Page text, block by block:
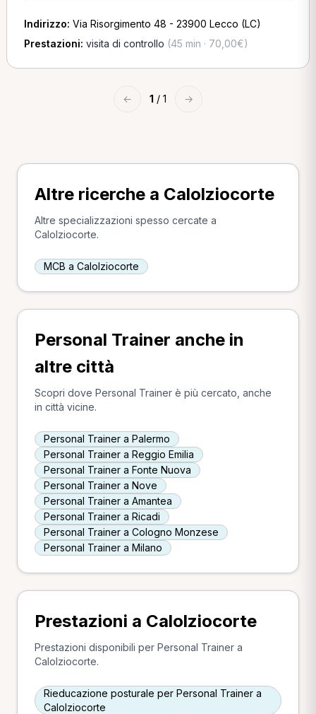
Indirizzo: Via Risorgimento 48 - 23900 Lecco (LC)
Prestazioni: visita di controllo (45 min · 70,00€)
← 1 / 1 →
Altre ricerche a Calolziocorte
Altre specializzazioni spesso cercate a
Calolziocorte.
MCB a Calolziocorte
Personal Trainer anche in
altre città
Scopri dove Personal Trainer è più cercato, anche
in città vicine.
Personal Trainer a Palermo
Personal Trainer a Reggio Emilia
Personal Trainer a Fonte Nuova
Personal Trainer a Nove
Personal Trainer a Amantea
Personal Trainer a Ricadi
Personal Trainer a Cologno Monzese
Personal Trainer a Milano
Prestazioni a Calolziocorte
Prestazioni disponibili per Personal Trainer a
Calolziocorte.
Rieducazione posturale per Personal Trainer a
Calolziocorte